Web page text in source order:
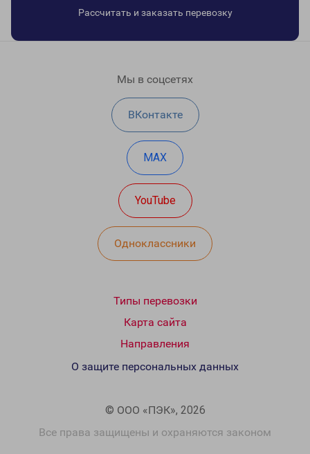
Рассчитать и заказать перевозку
Мы в соцсетях
ВКонтакте
MAX
YouTube
Одноклассники
Типы перевозки
Карта сайта
Направления
© ООО «ПЭК», 2026
Все права защищены и охраняются законом
О защите персональных данных